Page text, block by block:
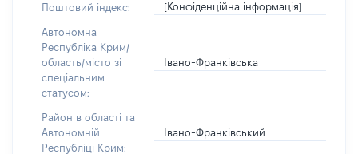
Поштовий індекс: [Конфіденційна інформація]
Автономна
Республіка Крим/
область/місто зі
спеціальним
статусом:
Івано-Франківська
Район в області та
Автономній
Республіці Крим:
Івано-Франківський